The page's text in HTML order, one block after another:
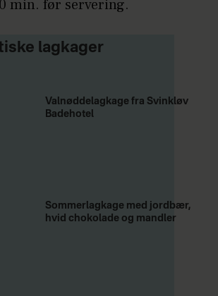
min. før servering.
lagkager
Valnøddelagkage fra Svinkløv
Badehotel
Sommerlagkage med jordbær,
hvid chokolade og mandler